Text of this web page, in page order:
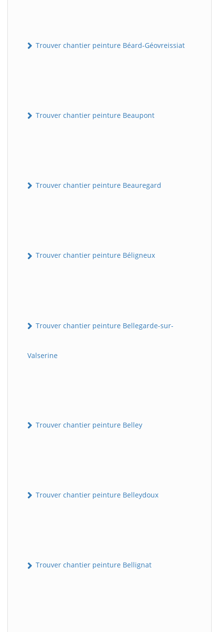
Trouver chantier peinture Béard-Géovreissiat
Trouver chantier peinture Beaupont
Trouver chantier peinture Beauregard
Trouver chantier peinture Béligneux
Trouver chantier peinture Bellegarde-sur-
Valserine
Trouver chantier peinture Belley
Trouver chantier peinture Belleydoux
Trouver chantier peinture Bellignat